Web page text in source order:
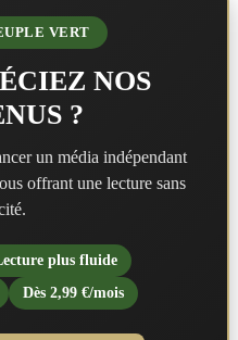
VERT
NOS
?
un média indépendant
offrant une lecture sans
plus fluide
Dès 2,99 €/mois